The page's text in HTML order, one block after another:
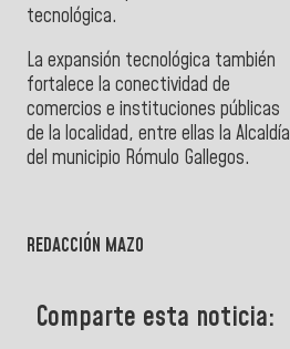
tecnológica.
La expansión tecnológica también
fortalece la conectividad de
comercios e instituciones públicas
de la localidad, entre ellas la Alcaldía
del municipio Rómulo Gallegos.
REDACCIÓN MAZO
Comparte esta noticia: